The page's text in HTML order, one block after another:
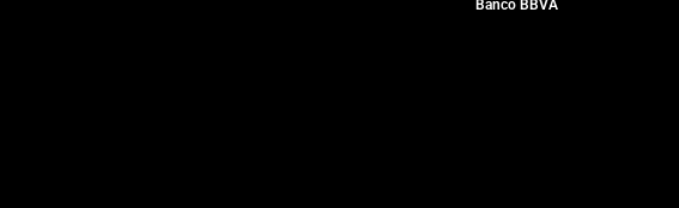
Banco BBVA